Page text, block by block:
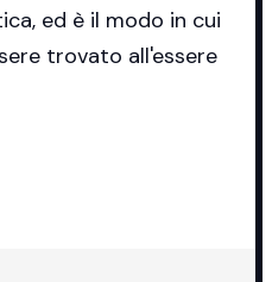
ed è il modo in cui
trovato all'essere